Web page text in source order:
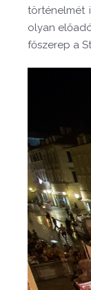
történelmét
olyan
főszerep a